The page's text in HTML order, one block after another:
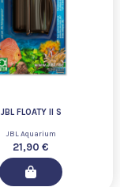
JBL FLOATY II S
JBL Aquarium
21,90 €